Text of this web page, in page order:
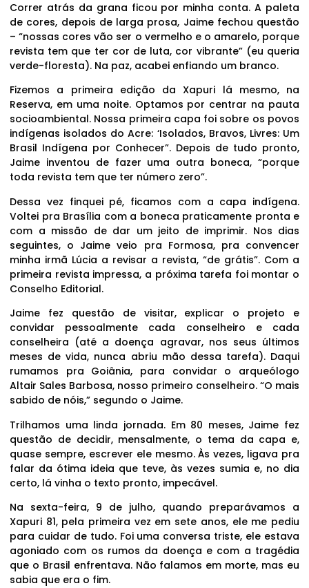
Correr atrás da grana ficou por minha conta. A paleta
de cores, depois de larga prosa, Jaime fechou questão
– “nossas cores vão ser o vermelho e o amarelo, porque
revista tem que ter cor de luta, cor vibrante” (eu queria
verde-floresta). Na paz, acabei enfiando um branco.
Fizemos a primeira edição da Xapuri lá mesmo, na
Reserva, em uma noite. Optamos por centrar na pauta
socioambiental. Nossa primeira capa foi sobre os povos
indígenas isolados do Acre: ‘Isolados, Bravos, Livres: Um
Brasil Indígena por Conhecer”. Depois de tudo pronto,
Jaime inventou de fazer uma outra boneca, “porque
toda revista tem que ter número zero”.
Dessa vez finquei pé, ficamos com a capa indígena.
Voltei pra Brasília com a boneca praticamente pronta e
com a missão de dar um jeito de imprimir. Nos dias
seguintes, o Jaime veio pra Formosa, pra convencer
minha irmã Lúcia a revisar a revista, “de grátis”. Com a
primeira revista impressa, a próxima tarefa foi montar o
Conselho Editorial.
Jaime fez questão de visitar, explicar o projeto e
convidar pessoalmente cada conselheiro e cada
conselheira (até a doença agravar, nos seus últimos
meses de vida, nunca abriu mão dessa tarefa). Daqui
rumamos pra Goiânia, para convidar o arqueólogo
Altair Sales Barbosa, nosso primeiro conselheiro. “O mais
sabido de nóis,” segundo o Jaime.
Trilhamos uma linda jornada. Em 80 meses, Jaime fez
questão de decidir, mensalmente, o tema da capa e,
quase sempre, escrever ele mesmo. Às vezes, ligava pra
falar da ótima ideia que teve, às vezes sumia e, no dia
certo, lá vinha o texto pronto, impecável.
Na sexta-feira, 9 de julho, quando preparávamos a
Xapuri 81, pela primeira vez em sete anos, ele me pediu
para cuidar de tudo. Foi uma conversa triste, ele estava
agoniado com os rumos da doença e com a tragédia
que o Brasil enfrentava. Não falamos em morte, mas eu
sabia que era o fim.